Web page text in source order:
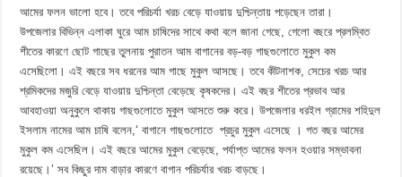
আমের ফলন ভালো হবে। তবে পরিচর্যা খরচ বেড়ে যাওয়ায় দুশ্চিন্তায় পড়েছেন তারা।
উপজেলার বিভিন্ন এলাকা ঘুরে আম চাষিদের সাথে কথা বলে জানা গেছে, গেলো বছরে প্রলম্বিত
শীতের কারণে ছোট গাছের তুলনায় পুরাতন আম বাগানের বড়-বড় গাছগুলোতে মুকুল কম
এসেছিলো। এই বছরে সব ধরনের আম গাছে মুকুল আসছে। তবে কীটনাশক, সেচের খরচ আর
শ্রমিকদের মজুরি বেড়ে যাওয়ায় দুশ্চিন্তা বেড়েছে কৃষকদের। এই বছর শীতের প্রভাব আর
আবহাওয়া অনুকুলে থাকায় গাছগুলোতে মুকুল আসতে শুরু করে। উপজেলার ধরইল গ্রামের শহিদুল
ইসলাম নামের আম চাষি বলেন,‘ বাগানে গাছগুলোতে প্রচুর মুকুল এসেছে । গত বছর আমের
মুকুল কম এসেছিল। এই বছরে আমের মুকুল বেড়েছে, পর্যাপ্ত আমের ফলন হওয়ার সম্ভাবনা
রয়েছে।’ সব কিছুর দাম বাড়ার কারণে বাগান পরিচর্যার খরচ বাড়ছে।